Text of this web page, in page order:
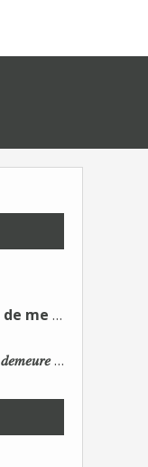
"À genoux en enfer, j'ai oublié de me taire"
𝐴𝑝𝑟𝑒̀𝑠 𝑡𝑜𝑢𝑡𝑒𝑠 𝑐𝑒𝑠 𝑎𝑛𝑛𝑒́𝑒𝑠, 𝑢𝑛𝑒 𝑐𝑒𝑟𝑡𝑖𝑡𝑢𝑑𝑒 𝑑𝑒𝑚𝑒𝑢𝑟𝑒 : 𝐿𝑒 𝑚𝑜𝑛𝑑𝑒 𝑑𝑢 𝑡𝑟𝑎𝑣𝑎𝑖𝑙 𝑐ℎ𝑎𝑛𝑔𝑒. 𝐿𝑒𝑠 𝑐𝑜𝑛𝑠 𝑠'𝑎𝑑𝑎𝑝𝑡𝑒𝑛𝑡 :)